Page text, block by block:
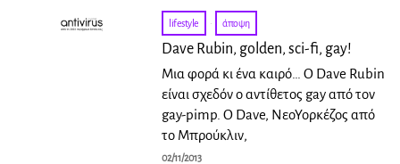
lifestyle · άποψη
Dave Rubin, golden, sci-fi, gay!
Μια φορά κι ένα καιρό… Ο Dave Rubin
είναι σχεδόν ο αντίθετος gay από τον
gay-pimp. Ο Dave, ΝεοΥορκέζος από
το Μπρούκλιν,
02/11/2013